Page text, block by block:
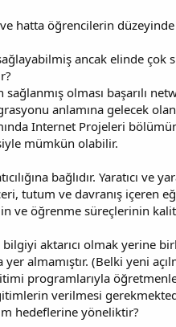
hatta öğrencilerin
ancak elinde çok
sağlanmış olması başarılı
anlamına gelecek
Internet Projeleri
mümkün olabilir.
bağlıdır. Yaratıcı
tutum ve davranış
ve öğrenme süreçlerinin
aktarıcı olmak yerine
almamıştır. (Belki yeni
programlarıyla
verilmesi
hedeflerine yöneliktir?